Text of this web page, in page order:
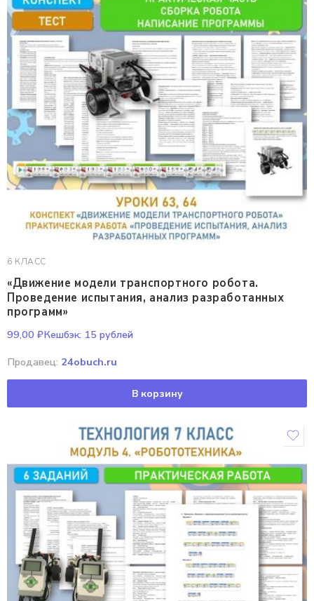
6 КЛАСС
«Движение модели транспортного робота.
Проведение испытания, анализ разработанных
программ»
99,00 ₽Кешбэк: 15 рублей
Продавец: 24obuch.ru
В корзину